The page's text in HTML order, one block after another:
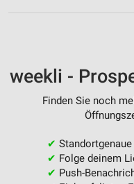
weekli -
Finden Sie noch
✔
✔ Folge deinem
✔ Push-